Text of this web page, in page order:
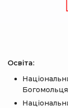
Освіта:
Богомольця